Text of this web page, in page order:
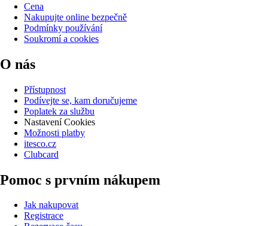
Cena
Nakupujte online bezpečně
Podmínky používání
Soukromí a cookies
O nás
Přístupnost
Podívejte se, kam doručujeme
Poplatek za službu
Nastavení Cookies
Možnosti platby
itesco.cz
Clubcard
Pomoc s prvním nákupem
Jak nakupovat
Registrace